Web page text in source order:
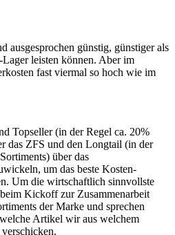
ausgesprochen günstig, günstiger als
leisten können. Aber im
fast viermal so hoch wie im
Topseller (in der Regel ca. 20%
das ZFS und den Longtail (in der
über das
um das beste Kosten-
Um die wirtschaftlich sinnvollste
Kickoff zur Zusammenarbeit
der Marke und sprechen
Artikel wir aus welchem